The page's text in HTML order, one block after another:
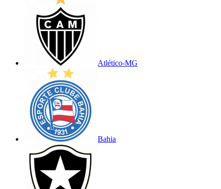
Atlético-MG
Bahia